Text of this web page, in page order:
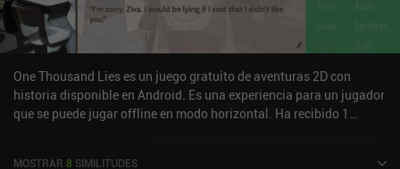
One Thousand Lies es un juego gratuito de aventuras 2D con
historia disponible en Android. Es una experiencia para un jugador
que se puede jugar offline en modo horizontal. Ha recibido 1
MOSTRAR 8 SIMILITUDES